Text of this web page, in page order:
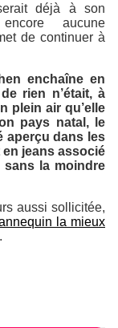
déjà à son
aucune
de continuer à
enchaîne en
rien n’était, à
plein air qu’elle
pays natal, le
aperçu dans les
jeans associé
la moindre
aussi sollicitée,
la mieux
.